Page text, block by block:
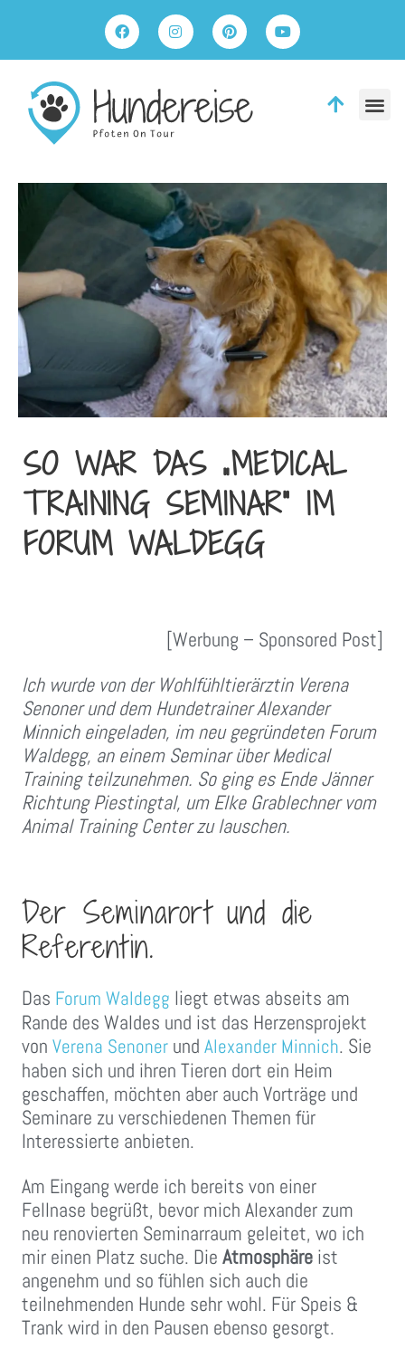
SO WAR DAS „MEDICAL
TRAINING SEMINAR“ IM
FORUM WALDEGG
[Werbung – Sponsored Post]
Ich wurde von der Wohlfühltierärztin Verena
Senoner und dem Hundetrainer Alexander
Minnich eingeladen, im neu gegründeten Forum
Waldegg, an einem Seminar über Medical
Training teilzunehmen. So ging es Ende Jänner
Richtung Piestingtal, um Elke Grablechner vom
Animal Training Center zu lauschen.
Der Seminarort und die
Referentin.
Das Forum Waldegg liegt etwas abseits am
Rande des Waldes und ist das Herzensprojekt
von Verena Senoner und Alexander Minnich. Sie
haben sich und ihren Tieren dort ein Heim
geschaffen, möchten aber auch Vorträge und
Seminare zu verschiedenen Themen für
Interessierte anbieten.
Am Eingang werde ich bereits von einer
Fellnase begrüßt, bevor mich Alexander zum
neu renovierten Seminarraum geleitet, wo ich
mir einen Platz suche. Die Atmosphäre ist
angenehm und so fühlen sich auch die
teilnehmenden Hunde sehr wohl. Für Speis &
Trank wird in den Pausen ebenso gesorgt.